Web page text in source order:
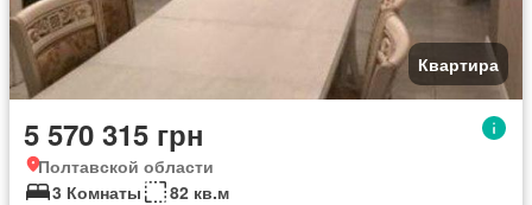
Квартира
5 570 315 грн
Полтавской области
3 Комнаты
82 кв.м